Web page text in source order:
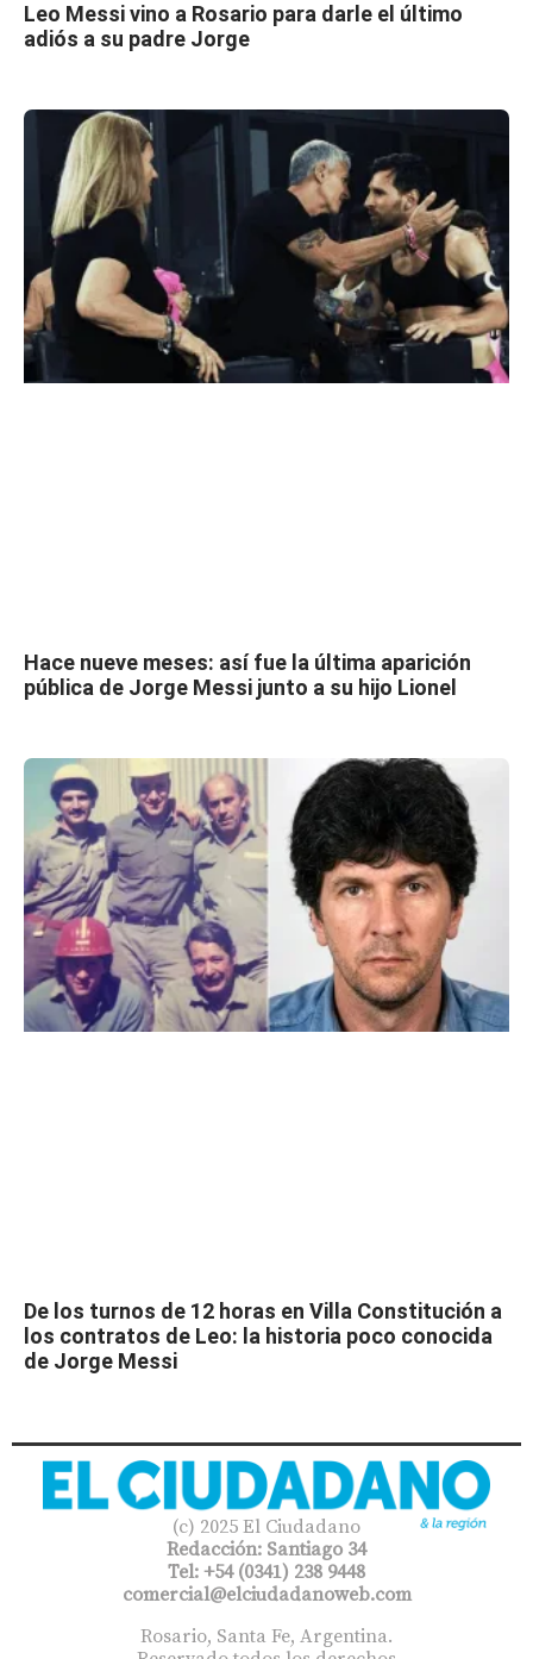
Leo Messi vino a Rosario para darle el último
adiós a su padre Jorge
Hace nueve meses: así fue la última aparición
pública de Jorge Messi junto a su hijo Lionel
De los turnos de 12 horas en Villa Constitución a
los contratos de Leo: la historia poco conocida
de Jorge Messi
(c) 2025 El Ciudadano
Redacción: Santiago 34
Tel: +54 (0341) 238 9448
comercial@elciudadanoweb.com​
Rosario, Santa Fe, Argentina.